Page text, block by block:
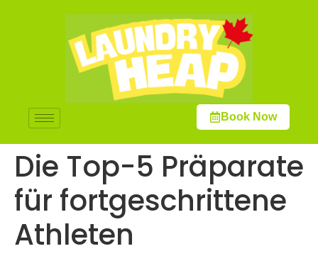
Book Now
Die Top-5 Präparate
für fortgeschrittene
Athleten